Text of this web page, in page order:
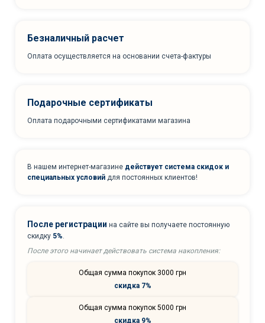
Безналичный расчет
Оплата осуществляется на основании счета-фактуры
Подарочные сертификаты
Оплата подарочными сертификатами магазина
В нашем интернет-магазине действует система скидок и
специальных условий для постоянных клиентов!
После регистрации на сайте вы получаете постоянную
скидку 5%.
После этого начинает действовать система накопления:
Общая сумма покупок 3000 грн
скидка 7%
Общая сумма покупок 5000 грн
скидка 9%